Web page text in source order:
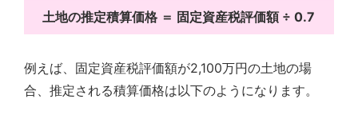
土地の推定積算価格 ＝ 固定資産税評価額 ÷ 0.7
例えば、固定資産税評価額が2,100万円の土地の場
合、推定される積算価格は以下のようになります。